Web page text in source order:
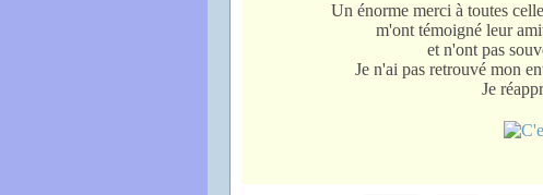
Un énorme merci à toutes
m'ont témoigné leur
et n'ont pas
Je n'ai pas retrouvé mon
Je